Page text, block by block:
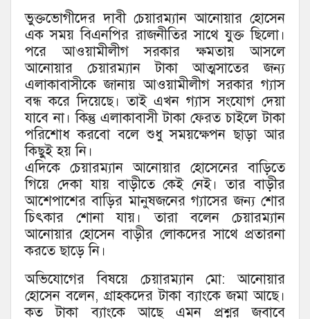
ভুক্তভোগীদের দাবী চেয়ারম্যান আনোয়ার হোসেন
এক সময় বিএনপির রাজনীতির সাথে যুক্ত ছিলো।
পরে আওয়ামীলীগ সরকার ক্ষমতায় আসলে
আনোয়ার চেয়ারম্যান টাকা আত্মসাতের জন্য
এলাকাবাসীকে জানায় আওয়ামীলীগ সরকার গ্যাস
বন্ধ করে দিয়েছে। তাই এখন গ্যাস সংযোগ দেয়া
যাবে না। কিন্তু এলাকাবাসী টাকা ফেরত চাইলে টাকা
পরিশোধ করবো বলে শুধু সময়ক্ষেপন ছাড়া আর
কিছুই হয় নি।
এদিকে চেয়ারম্যান আনোয়ার হোসেনের বাড়িতে
গিয়ে দেকা যায় বাড়ীতে কেই নেই। তার বাড়ীর
আশেপাশের বাড়ির মানুষজনের গ্যাসের জন্য শোর
চিৎকার শোনা যায়। তারা বলেন চেয়ারম্যান
আনোয়ার হোসেন বাড়ীর লোকদের সাথে প্রতারনা
করতে ছাড়ে নি।
অভিযোগের বিষয়ে চেয়ারম্যান মো: আনোয়ার
হোসেন বলেন, গ্রাহকদের টাকা ব্যাংকে জমা আছে।
কত টাকা ব্যাংকে আছে এমন প্রশ্নর জবাবে